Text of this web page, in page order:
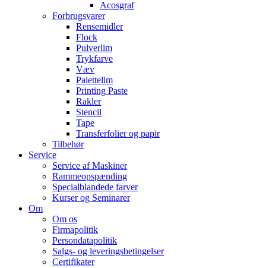
Acosgraf
Forbrugsvarer
Rensemidler
Flock
Pulverlim
Trykfarve
Væv
Palettelim
Printing Paste
Rakler
Stencil
Tape
Transferfolier og papir
Tilbehør
Service
Service af Maskiner
Rammeopspænding
Specialblandede farver
Kurser og Seminarer
Om
Om os
Firmapolitik
Persondatapolitik
Salgs- og leveringsbetingelser
Certifikater